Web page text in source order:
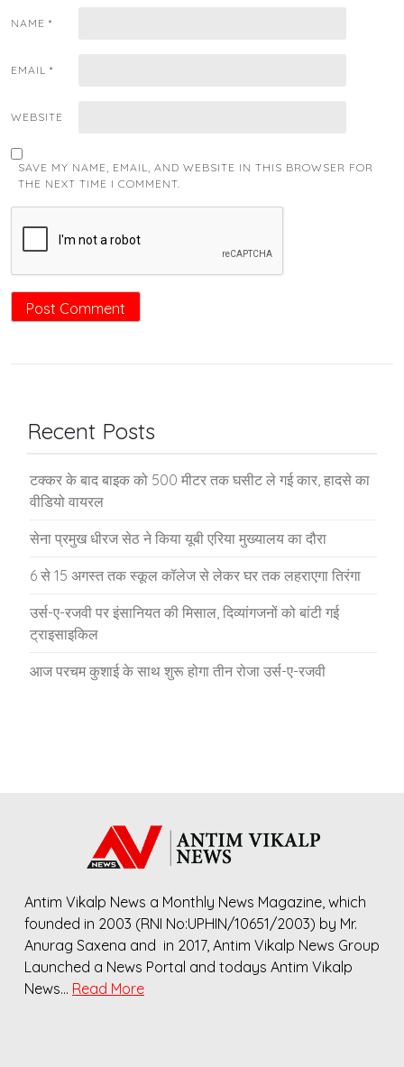
NAME *
EMAIL *
WEBSITE
SAVE MY NAME, EMAIL, AND WEBSITE IN THIS BROWSER FOR
THE NEXT TIME I COMMENT.
Recent Posts
टक्कर के बाद बाइक को 500 मीटर तक घसीट ले गई कार, हादसे का
वीडियो वायरल
सेना प्रमुख धीरज सेठ ने किया यूबी एरिया मुख्यालय का दौरा
6 से 15 अगस्त तक स्कूल कॉलेज से लेकर घर तक लहराएगा तिरंगा
उर्स-ए-रजवी पर इंसानियत की मिसाल, दिव्यांगजनों को बांटी गई
ट्राइसाइकिल
आज परचम कुशाई के साथ शुरू होगा तीन रोजा उर्स-ए-रजवी
Antim Vikalp News a Monthly News Magazine, which
founded in 2003 (RNI No:UPHIN/10651/2003) by Mr.
Anurag Saxena and in 2017, Antim Vikalp News Group
Launched a News Portal and todays Antim Vikalp
News… Read More